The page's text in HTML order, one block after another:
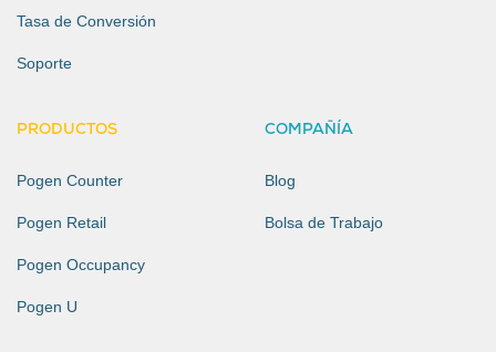
Tasa de Conversión
Soporte
PRODUCTOS
Pogen Counter
Pogen Retail
Pogen Occupancy
Pogen U
COMPAÑÍA
Blog
Bolsa de Trabajo